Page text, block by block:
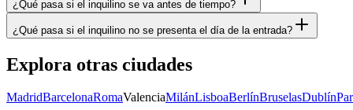
¿Qué pasa si el inquilino se va antes de tiempo?
¿Qué pasa si el inquilino no se presenta el día de la entrada?
Explora otras ciudades
MadridBarcelonaRomaValenciaMilánLisboaBerlínBruselasDublín